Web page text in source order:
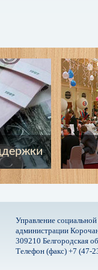
Управление
администрации
309210 Белгородская
Телефон (факс) +7 (47-